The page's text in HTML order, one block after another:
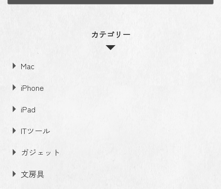
カテゴリー
Mac
iPhone
iPad
ITツール
ガジェット
文房具